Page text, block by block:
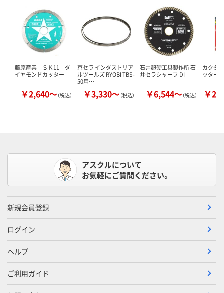
藤原産業 ＳＫ11 ダ
イヤモンドカッター
￥2,640～（税込）
京セラ インダストリア
ルツールズ RYOBI TBS-
50用…
￥3,330～（税込）
石井超硬工具製作所 石
井セラシャープ DI
￥6,544～（税込）
カクダ
ッター
￥
アスクルについて
お気軽にご質問ください。
新規会員登録
ログイン
ヘルプ
ご利用ガイド